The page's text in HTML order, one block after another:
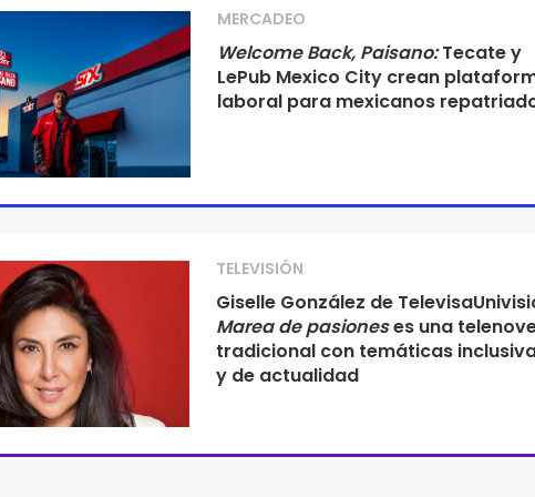
MERCADEO
Welcome Back, Paisano:Tecate y
LePub Mexico City crean
laboral para mexicanos
TELEVISIÓN
Giselle González de
Marea de pasioneses una
tradicional con temáticas
y de actualidad